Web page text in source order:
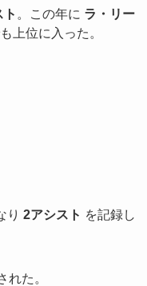
。この年に ラ・リー
上位に入った。
り 2アシスト を記録し
た。